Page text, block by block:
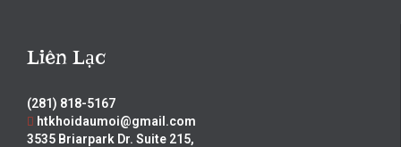
Liên Lạc
(281) 818-5167
htkhoidaumoi@gmail.com
3535 Briarpark Dr. Suite 215,